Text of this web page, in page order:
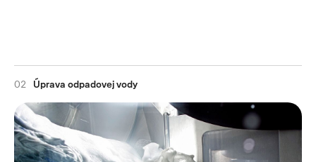
02 Úprava odpadovej vody